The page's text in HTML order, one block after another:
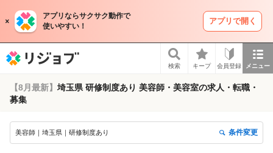
アプリならサクサク動作で
使いやすい！
アプリで開く
検索 キープ 会員登録 メニュー
【8月最新】 埼玉県 研修制度あり 美容師・美容室の求人・転職・
募集
美容師｜埼玉県｜研修制度あり 条件変更